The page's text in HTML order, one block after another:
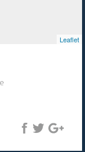
Leaflet